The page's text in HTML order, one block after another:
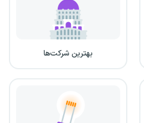
بهترین شرکت‌ها